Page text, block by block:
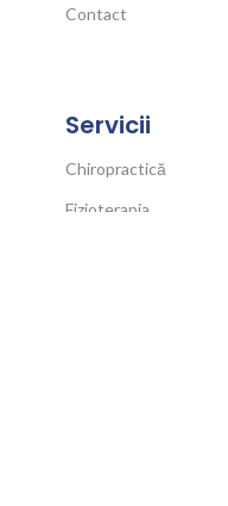
Contact
Servicii
Chiropractică
Fizioterapia